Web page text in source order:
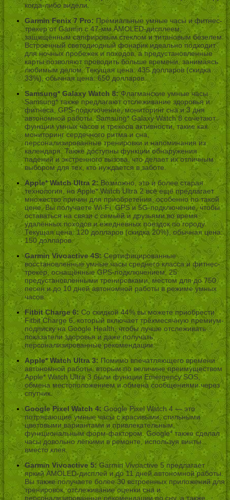
когда-либо видели.
Garmin Fenix 7 Pro: Премиальные умные часы и фитнес-
трекер от Garmin с 47-мм AMOLED-дисплеем,
защищённым сапфировым стеклом и титановым безелем.
Встроенный светодиодный фонарик идеально подходит
для ночных пробежек и походов, а предустановленные
карты позволяют проводить больше времени, занимаясь
любимым делом. Текущая цена: 435 долларов (скидка
33%), обычная цена: 650 долларов.
Samsung* Galaxy Watch 8:Флагманские умные часы
Samsung* также предлагают отслеживание здоровья и
фитнеса, GPS-подключение, мониторинг сна и 3 дня
автономной работы. Samsung* Galaxy Watch 8 сочетают
функции умных часов и трекера активности, такие как
мониторинг сердечного ритма и сна,
персонализированные тренировки и напоминания из
календаря. Также доступны функции обнаружения
падений и экстренного вызова, что делает их отличным
выбором для тех, кто нуждается в заботе.
Apple* Watch Ultra 2: Возможно, это и более старая
технология, но Apple* Watch Ultra 2 всё ещё предлагает
множество причин для приобретения, особенно по такой
цене. Вы получаете Wi-Fi, GPS и 5G-подключение, чтобы
оставаться на связи с семьёй и друзьями во время
удалённых походов и ежедневных поездок по городу.
Текущая цена: 120 долларов (скидка 20%), обычная цена:
150 долларов.
Garmin Vivoactive 4S:Сертифицированные
восстановленные умные часы среднего класса и фитнес-
трекер, оснащённые GPS-подключением, 25
предустановленными тренировками, местом для до 750
песен и до 10 дней автономной работы в режиме умных
часов.
Fitbit Charge 6:Со скидкой 44% вы можете приобрести
Fitbit Charge 6, который включает трёхмесячную премиум-
подписку на Google Health, чтобы лучше отслеживать
показатели здоровья и даже получать
персонализированные рекомендации.
Apple* Watch Ultra 3: Помимо впечатляющего времени
автономной работы, вторым по величине преимуществом
Apple* Watch Ultra 3 были функции Emergency SOS,
обмена местоположением и обмена сообщениями через
спутник.
Google Pixel Watch 4: Google Pixel Watch 4 — это
потрясающие умные часы с красивыми, стильными
цветовыми вариантами и привлекательным,
функциональным форм-фактором. Google* также сделал
часы довольно лёгкими в ремонте, используя винты
вместо клея.
Garmin Vivoactive 5:Garmin Vivoactive 5 предлагает
яркий AMOLED-дисплей и до 11 дней автономной работы.
Вы также получаете более 30 встроенных приложений для
тренировок, отслеживание оценки сна и
персонализированные рекомендации по сну, а также